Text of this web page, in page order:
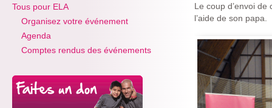
Tous pour ELA
Organisez votre événement
Agenda
Comptes rendus des événements
Le coup d’envoi
l’aide de son papa.